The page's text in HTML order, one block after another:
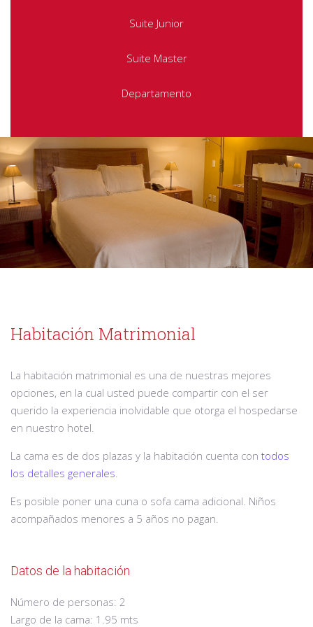
Suite Junior
Suite Master
Departamento
Habitación Matrimonial
La habitación matrimonial es una de nuestras mejores
opciones, en la cual usted puede compartir con el ser
querido la experiencia inolvidable que otorga el hospedarse
en nuestro hotel.
La cama es de dos plazas y la habitación cuenta con todos
los detalles generales
Es posible poner una cuna o sofa cama adicional. Niños
acompañados menores a 5 años no pagan.
Datos de la habitación
Número de personas: 2
Largo de la cama: 1.95 mts